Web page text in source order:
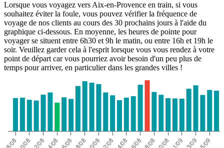
Lorsque vous voyagez vers Aix-en-Provence en train, si vous
souhaitez éviter la foule, vous pouvez vérifier la fréquence de
voyage de nos clients au cours des 30 prochains jours à l'aide du
graphique ci-dessous. En moyenne, les heures de pointe pour
voyager se situent entre 6h30 et 9h le matin, ou entre 16h et 19h le
soir. Veuillez garder cela à l'esprit lorsque vous vous rendez à votre
point de départ car vous pourriez avoir besoin d'un peu plus de
temps pour arriver, en particulier dans les grandes villes !